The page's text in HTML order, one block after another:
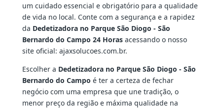
um cuidado essencial e obrigatório para a qualidade
de vida no local. Conte com a segurança e a rapidez
da Dedetizadora no Parque São Diogo - São
Bernardo do Campo 24 Horasacessando o nosso
site oficial: ajaxsolucoes.com.br.
Escolher a Dedetizadora no Parque São Diogo - São
Bernardo do Campo é ter a certeza de fechar
negócio com uma empresa que une tradição, o
menor preço da região e máxima qualidade na